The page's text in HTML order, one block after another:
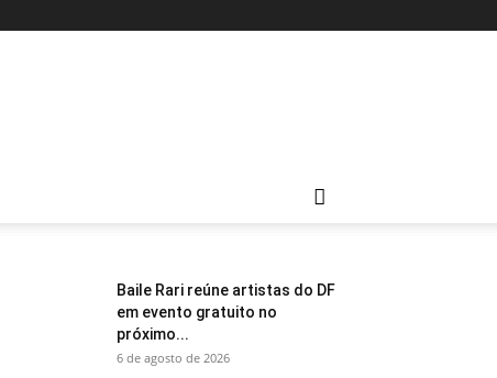
Baile Rari reúne artistas do DF
em evento gratuito no
próximo...
6 de agosto de 2026